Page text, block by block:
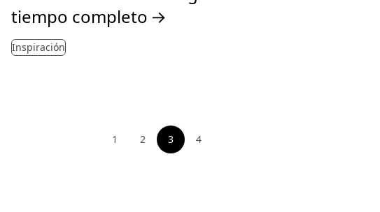
tiempo completo →
Inspiración
Ver página
1 Ver página
2 3 Ver página
4